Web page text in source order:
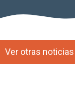
Ver otras noticias